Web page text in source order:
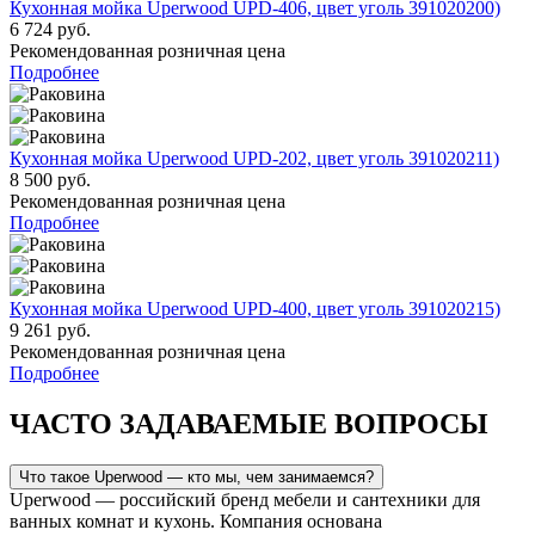
Кухонная мойка Uperwood UPD-406, цвет уголь 391020200)
6 724 руб.
Рекомендованная розничная цена
Подробнее
Кухонная мойка Uperwood UPD-202, цвет уголь 391020211)
8 500 руб.
Рекомендованная розничная цена
Подробнее
Кухонная мойка Uperwood UPD-400, цвет уголь 391020215)
9 261 руб.
Рекомендованная розничная цена
Подробнее
ЧАСТО ЗАДАВАЕМЫЕ ВОПРОСЫ
Что такое Uperwood — кто мы, чем занимаемся?
Uperwood — российский бренд мебели и сантехники для
ванных комнат и кухонь. Компания основана